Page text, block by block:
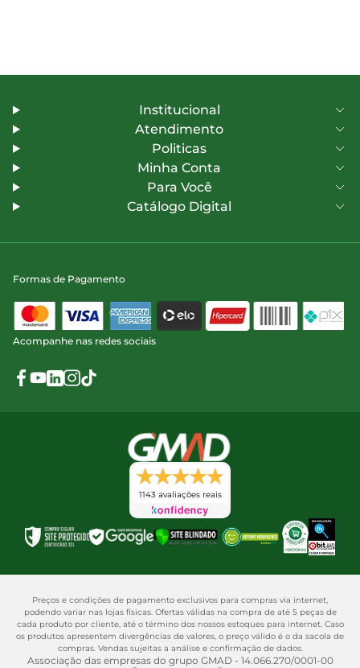
Institucional
Atendimento
Politicas
Minha Conta
Para Você
Catálogo Digital
Formas de Pagamento
Acompanhe nas redes sociais
1143 avaliações reais
Preços e condições de pagamento exclusivos para compras via internet,
podendo variar nas lojas físicas. Ofertas válidas na compra de até 5 peças de
cada produto por cliente, até o término dos nossos estoques para internet. Caso
os produtos apresentem divergências de valores, o preço válido é o da sacola de
compras. Vendas sujeitas a análise e confirmação de dados.
Associação das empresas do grupo GMAD - 14.066.270/0001-00